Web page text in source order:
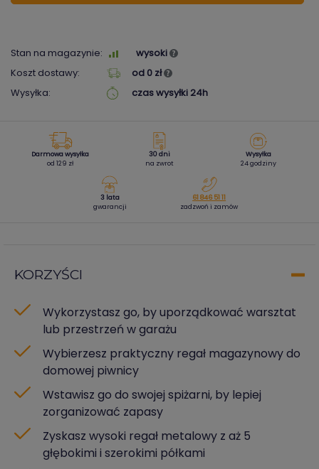
Stan na magazynie:
wysoki
Koszt dostawy:
od 0 zł
Wysyłka:
czas wysyłki 24h
Darmowa wysyłka
od 129 zł
30 dni
na zwrot
Wysyłka
24 godziny
3 lata
gwarancji
61 846 51 11
zadzwoń i zamów
KORZYŚCI
Wykorzystasz go, by uporządkować warsztat
lub przestrzeń w garażu
Wybierzesz praktyczny regał magazynowy do
domowej piwnicy
Wstawisz go do swojej spiżarni, by lepiej
zorganizować zapasy
Zyskasz wysoki regał metalowy z aż 5
głębokimi i szerokimi półkami